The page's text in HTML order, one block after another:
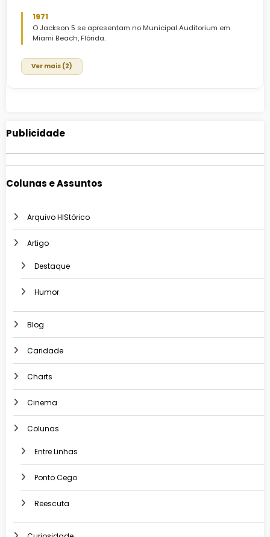
1971
O Jackson 5 se apresentam no Municipal Auditorium em
Miami Beach, Flórida.
Ver mais (2)
Publicidade
Colunas e Assuntos
Arquivo HIStórico
Artigo
Destaque
Humor
Blog
Caridade
Charts
Cinema
Colunas
Entre Linhas
Ponto Cego
Reescuta